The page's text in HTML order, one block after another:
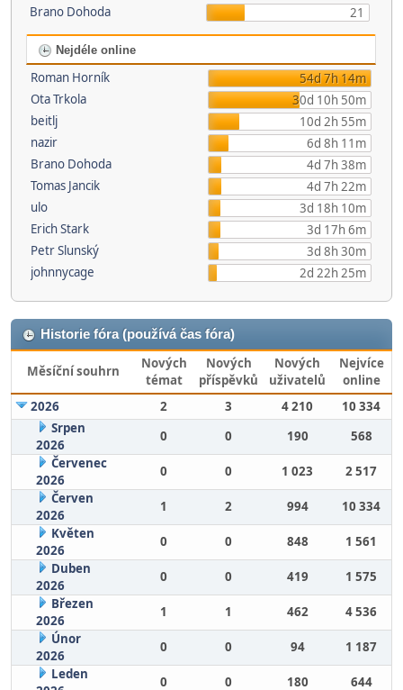
Brano Dohoda
21
Nejdéle online
Roman Horník
54d 7h 14m
Ota Trkola
30d 10h 50m
beitlj
10d 2h 55m
nazir
6d 8h 11m
Brano Dohoda
4d 7h 38m
Tomas Jancik
4d 7h 22m
ulo
3d 18h 10m
Erich Stark
3d 17h 6m
Petr Slunský
3d 8h 30m
johnnycage
2d 22h 25m
Historie fóra (používá čas fóra)
Měsíční souhrn
Nových
témat
Nových
příspěvků
Nových
uživatelů
Nejvíce
online
2026
2 3 4 210
10 334
Srpen
2026
0 0 190
568
Červenec
2026
0 0 1 023
2 517
Červen
2026
1 2 994
10 334
Květen
2026
0 0 848
1 561
Duben
2026
0 0 419
1 575
Březen
2026
1 1 462
4 536
Únor
2026
0 0 94
1 187
Leden
0 0 180 644